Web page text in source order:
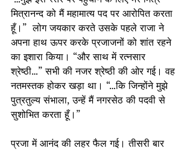
मित्रानन्द को मैं महामात्य पद पर आरोपित करता
हूँ।”  लोग जयकार करते उसके पहले राजा ने
अपना हाथ ऊपर करके प्रजाजनों को शांत रहने
का इशारा किया। “और साथ में रत्नसार
श्रेष्ठी…” सभी की नजर श्रेष्ठी की ओर गई। वह
नतमस्तक होकर खड़ा था। “…कि जिन्होंने मुझे
पुत्रतुल्य संभाला, उन्हें मैं नगरसेठ की पदवी से
सुशोभित करता हूँ।”
प्रजा में आनंद की लहर फैल गई। तीसरी बार